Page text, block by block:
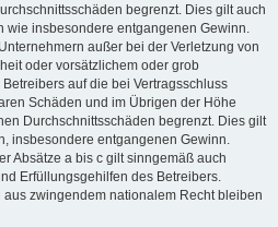
begrenzt. Dies gilt auch
wie insbesondere entgangenen Gewinn.
außer bei der Verletzung von
oder vorsätzlichem oder grob
auf die bei Vertragsschluss
Schäden und im Übrigen der Höhe
Durchschnittsschäden begrenzt. Dies gilt
insbesondere entgangenen Gewinn.
Absätze a bis c gilt sinngemäß auch
Erfüllungsgehilfen des Betreibers.
zwingendem nationalem Recht bleiben